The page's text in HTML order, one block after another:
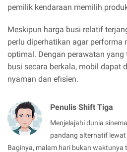
pemilik kendaraan memilih
Meskipun harga busi relatif
perlu diperhatikan agar performa
optimal. Dengan perawatan
busi secara berkala, mobil dapat
nyaman dan efisien.
Penulis Shift Tiga
Menjelajahi dunia
pandang alternatif
Baginya, malam hari bukan waktunya